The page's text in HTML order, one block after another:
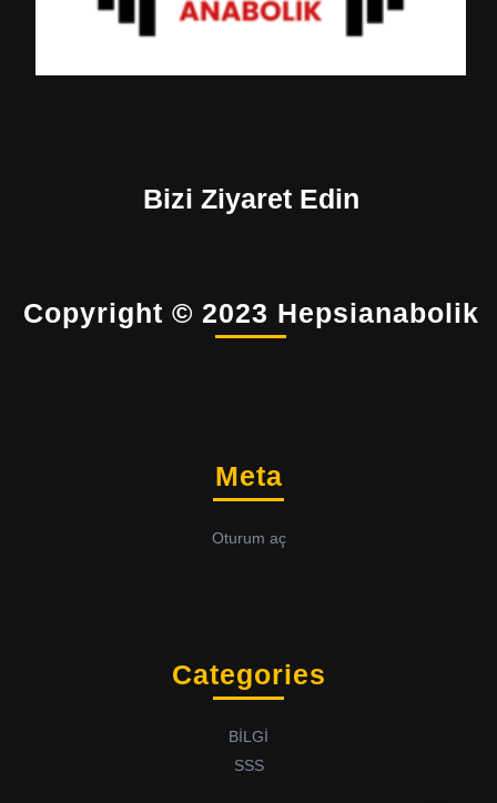
Bizi Ziyaret Edin
Copyright © 2023 Hepsianabolik
Meta
Oturum aç
Categories
BİLGİ
SSS